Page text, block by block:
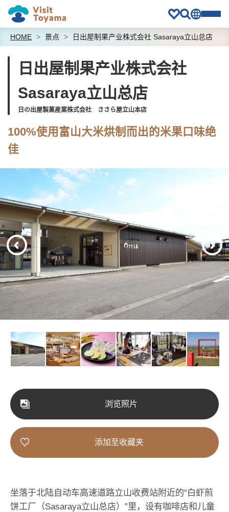
HOME 景点 日出屋制果产业株式会社 Sasaraya立山总店
日出屋制果产业株式会社
Sasaraya立山总店
日の出屋製菓産業株式会社 ささら屋立山本店
100%使用富山大米烘制而出的米果口味绝
佳
浏览照片
添加至收藏夹
坐落于北陆自动车高速道路立山收费站附近的“白虾煎
饼工厂（Sasaraya立山总店）”里，设有咖啡店和儿童